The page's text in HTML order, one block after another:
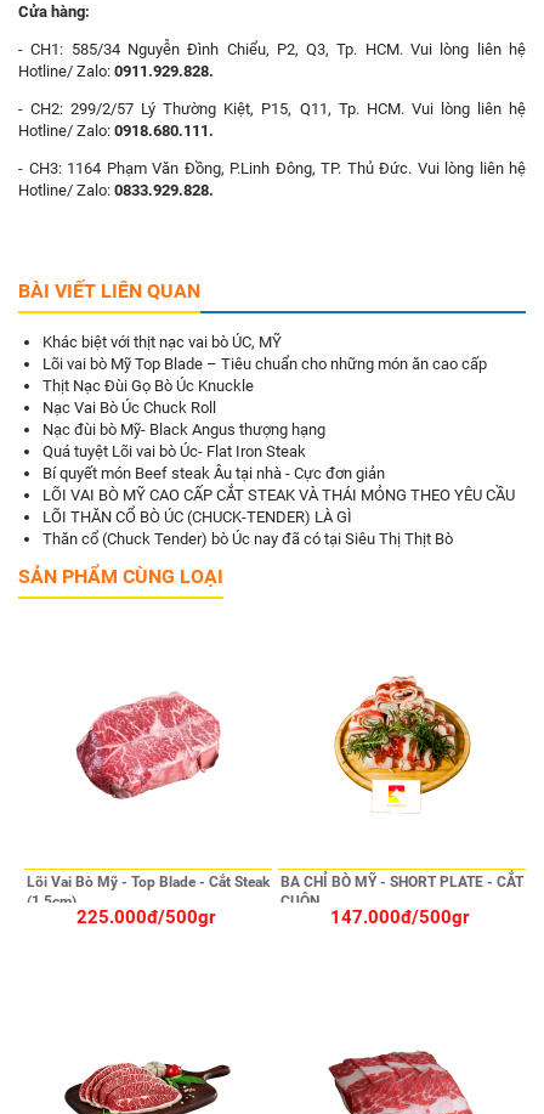
Cửa hàng:
- CH1: 585/34 Nguyễn Đình Chiểu, P2, Q3, Tp. HCM. Vui lòng liên hệ
Hotline/ Zalo: 0911.929.828.
- CH2: 299/2/57 Lý Thường Kiệt, P15, Q11, Tp. HCM. Vui lòng liên hệ
Hotline/ Zalo: 0918.680.111.
- CH3: 1164 Phạm Văn Đồng, P.Linh Đông, TP. Thủ Đức. Vui lòng liên hệ
Hotline/ Zalo: 0833.929.828.
BÀI VIẾT LIÊN QUAN
Khác biệt với thịt nạc vai bò ÚC, MỸ
Lõi vai bò Mỹ Top Blade – Tiêu chuẩn cho những món ăn cao cấp
Thịt Nạc Đùi Gọ Bò Úc Knuckle
Nạc Vai Bò Úc Chuck Roll
Nạc đùi bò Mỹ- Black Angus thượng hạng
Quá tuyệt Lõi vai bò Úc- Flat Iron Steak
Bí quyết món Beef steak Âu tại nhà - Cực đơn giản
LÕI VAI BÒ MỸ CAO CẤP CẮT STEAK VÀ THÁI MỎNG THEO YÊU CẦU
LÕI THĂN CỔ BÒ ÚC (CHUCK-TENDER) LÀ GÌ
Thăn cổ (Chuck Tender) bò Úc nay đã có tại Siêu Thị Thịt Bò
SẢN PHẨM CÙNG LOẠI
Lõi Vai Bò Mỹ - Top Blade - Cắt Steak
(1,5cm)
225.000đ/500gr
BA CHỈ BÒ MỸ - SHORT PLATE - CẮT
CUỘN
147.000đ/500gr